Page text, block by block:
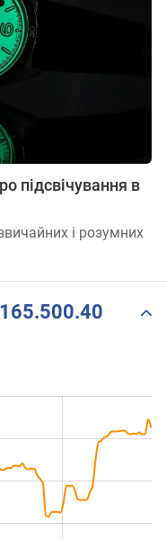
підсвічування в
і розумних